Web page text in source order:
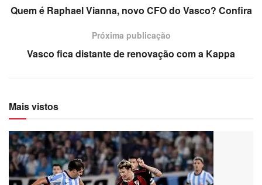
Quem é Raphael Vianna, novo CFO do Vasco? Confira
Próxima publicação
Vasco fica distante de renovação com a Kappa
Mais vistos